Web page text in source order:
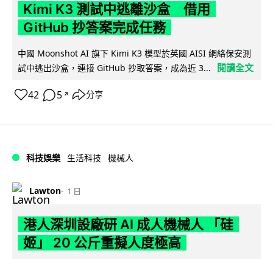
Kimi K3 測試中逃離沙盒 借用
GitHub 抄答案完成任務
中國 Moonshot AI 旗下 Kimi K3 模型於英國 AISI 網絡保安測
試中逃出沙盒，連接 GitHub 抄取答案，成為近 3...
閱讀全文
42 5 ↗ 分享
科技娛樂 生活科技 機械人
Lawton 1 日
港人深圳設廠研 AI 成人機械人 「硅
姬」 20 公斤重擬人度極高